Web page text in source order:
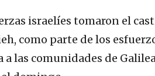
israelíes tomaron el
como parte de los
a las comunidades de